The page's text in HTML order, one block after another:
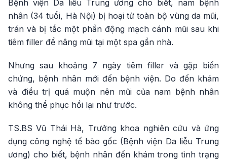
Bệnh viện Da liễu Trung ương cho biết, nam bệnh
nhân (34 tuổi, Hà Nội) bị hoại tử toàn bộ vùng da mũi,
trán và bị tắc một phần động mạch cánh mũi sau khi
tiêm filler để nâng mũi tại một spa gần nhà.
Nhưng sau khoảng 7 ngày tiêm filler và gặp biến
chứng, bệnh nhân mới đến bệnh viện. Do đến khám
và điều trị quá muộn nên mũi của nam bệnh nhân
không thể phục hồi lại như trước.
TS.BS Vũ Thái Hà, Trưởng khoa nghiên cứu và ứng
dụng công nghệ tế bào gốc (Bệnh viện Da liễu Trung
ương) cho biết, bệnh nhân đến khám trong tình trạng